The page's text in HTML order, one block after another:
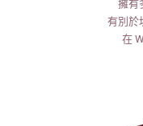
擁有
有別於
在